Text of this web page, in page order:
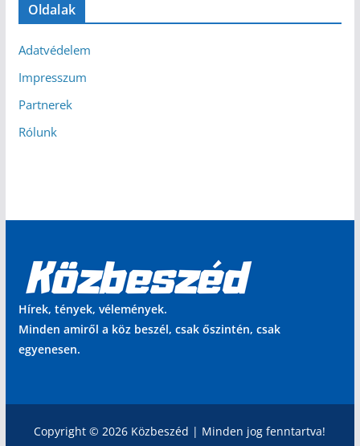
Oldalak
Adatvédelem
Impresszum
Partnerek
Rólunk
Hírek, tények, vélemények.
Minden amiről a köz beszél, csak őszintén, csak
egyenesen.
Copyright © 2026 Közbeszéd | Minden jog fenntartva!